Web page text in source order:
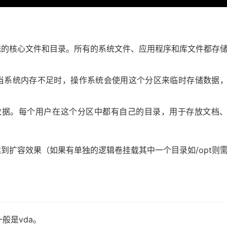
核心文件和目录。所有的系统文件、应用程序和库文件都存
统内存不足时，操作系统会使用这个分区来临时存储数据
。每个用户在这个分区中都有自己的目录，用于存放文档
扩容效果（如果有单独的逻辑卷挂载其中一个目录如/opt则
是vda。